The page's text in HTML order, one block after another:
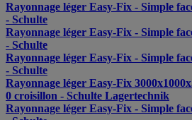
Rayonnage léger Easy-Fix - Simple
- Schulte
Rayonnage léger Easy-Fix - Simple
- Schulte
Rayonnage léger Easy-Fix - Simple
- Schulte
Rayonnage léger Easy-Fix
0 croisillon - Schulte Lagertechnik
Rayonnage léger Easy-Fix - Simple